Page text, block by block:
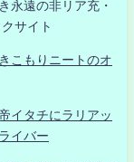
永遠の非リア充・
サイト
こもりニートのオ
イタチにラリアッ
イバー